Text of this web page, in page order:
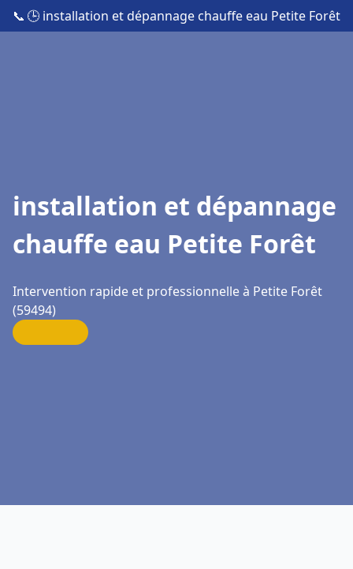
📞 🕒 installation et dépannage chauffe eau Petite Forêt
installation et dépannage
chauffe eau Petite Forêt
Intervention rapide et professionnelle à Petite Forêt
(59494)